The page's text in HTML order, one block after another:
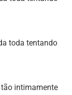
toda tentando
intimamente